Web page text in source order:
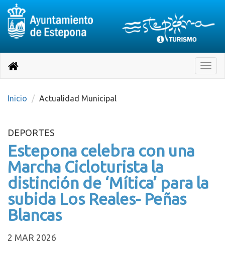
página
Toggle
Destino:
Volver
inicio
Inicio Actualidad Municipal
DEPORTES
Estepona celebra con una
Marcha Cicloturista la
distinción de ‘Mítica’ para la
subida Los Reales- Peñas
Blancas
2 MAR 2026